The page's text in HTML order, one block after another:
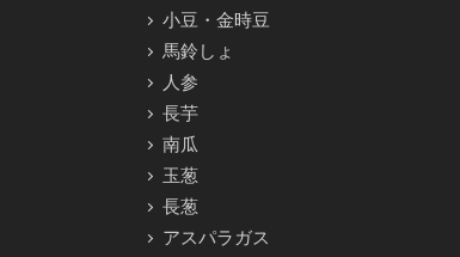
小豆・金時豆
馬鈴しょ
人参
長芋
南瓜
玉葱
長葱
アスパラガス